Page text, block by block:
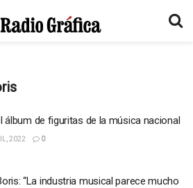
álbum de figuritas de la música nacional
2022 0
“La industria musical parece mucho